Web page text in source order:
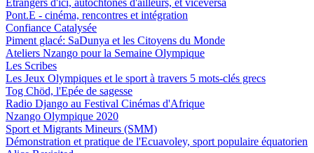
Etrangers d'ici, autochtones d'ailleurs, et viceversa
Pont.E - cinéma, rencontres et intégration
Confiance Catalysée
Piment glacé: SaDunya et les Citoyens du Monde
Ateliers Nzango pour la Semaine Olympique
Les Scribes
Les Jeux Olympiques et le sport à travers 5 mots-clés grecs
Tog Chöd, l'Epée de sagesse
Radio Django au Festival Cinémas d'Afrique
Nzango Olympique 2020
Sport et Migrants Mineurs (SMM)
Démonstration et pratique de l'Ecuavoley, sport populaire équatorien